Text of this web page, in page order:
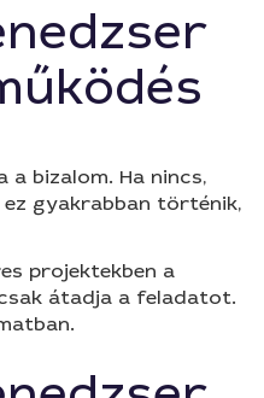
bizalom. Ha nincs,
gyakrabban történik,
projektekben a
átadja a feladatot.